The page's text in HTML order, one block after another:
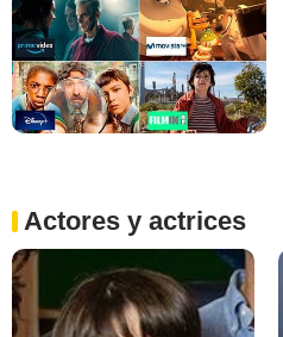
Actores y actrices